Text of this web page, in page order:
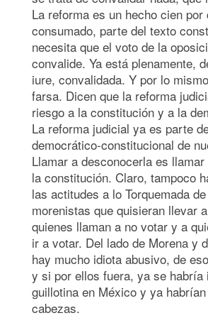
La reforma es un hecho cien por
consumado, parte del texto
necesita que el voto de la
convalide. Ya está plenamente,
iure, convalidada. Y por lo
farsa. Dicen que la reforma
riesgo a la constitución y a la
La reforma judicial ya es parte
democrático-constitucional de
Llamar a desconocerla es
la constitución. Claro, tampoco
las actitudes a lo Torquemada
morenistas que quisieran llevar
quienes llaman a no votar y a
ir a votar. Del lado de Morena y
hay mucho idiota abusivo, de
y si por ellos fuera, ya se habría
guillotina en México y ya
cabezas.